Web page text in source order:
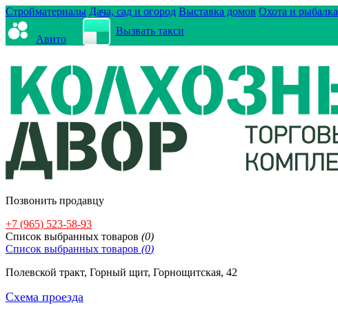
Стройматериалы Дача, сад и огород Выставка домов Охота и рыбалка
Авито
Вызвать такси
Позвонить продавцу
+7 (965) 523-58-93
Cписок выбранных товаров (0)
Cписок выбранных товаров (0)
Полевской тракт, Горный щит, Горнощитская, 42
Схема проезда